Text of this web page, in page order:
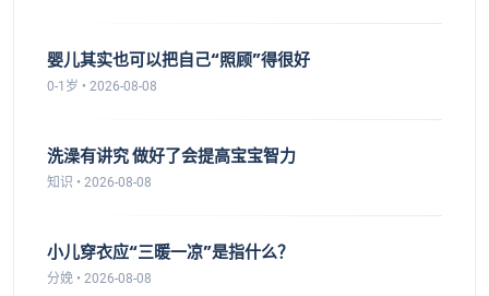
婴儿其实也可以把自己“照顾”得很好
0-1岁 • 2026-08-08
洗澡有讲究 做好了会提高宝宝智力
知识 • 2026-08-08
小儿穿衣应“三暖一凉”是指什么？
分娩 • 2026-08-08